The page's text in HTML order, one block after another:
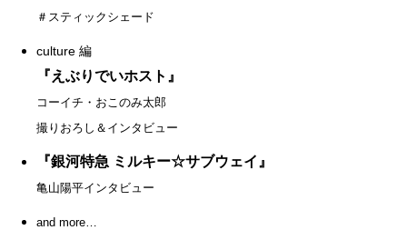
＃スティックシェード
culture 編
『えぶりでいホスト』
コーイチ・おこのみ太郎
撮りおろし＆インタビュー
『銀河特急 ミルキー☆サブウェイ』
亀山陽平インタビュー
and more…